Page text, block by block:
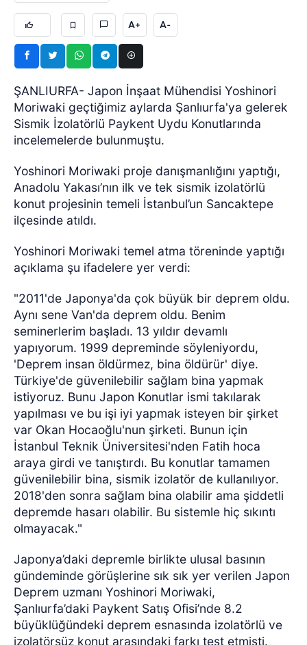
A+ A-
ŞANLIURFA- Japon İnşaat Mühendisi Yoshinori
Moriwaki geçtiğimiz aylarda Şanlıurfa'ya gelerek
Sismik İzolatörlü Paykent Uydu Konutlarında
incelemelerde bulunmuştu.
Yoshinori Moriwaki proje danışmanlığını yaptığı,
Anadolu Yakası’nın ilk ve tek sismik izolatörlü
konut projesinin temeli İstanbul’un Sancaktepe
ilçesinde atıldı.
Yoshinori Moriwaki temel atma töreninde yaptığı
açıklama şu ifadelere yer verdi:
"2011'de Japonya'da çok büyük bir deprem oldu.
Aynı sene Van'da deprem oldu. Benim
seminerlerim başladı. 13 yıldır devamlı
yapıyorum. 1999 depreminde söyleniyordu,
'Deprem insan öldürmez, bina öldürür' diye.
Türkiye'de güvenilebilir sağlam bina yapmak
istiyoruz. Bunu Japon Konutlar ismi takılarak
yapılması ve bu işi iyi yapmak isteyen bir şirket
var Okan Hocaoğlu'nun şirketi. Bunun için
İstanbul Teknik Üniversitesi'nden Fatih hoca
araya girdi ve tanıştırdı. Bu konutlar tamamen
güvenilebilir bina, sismik izolatör de kullanılıyor.
2018'den sonra sağlam bina olabilir ama şiddetli
depremde hasarı olabilir. Bu sistemle hiç sıkıntı
olmayacak."
Japonya’daki depremle birlikte ulusal basının
gündeminde görüşlerine sık sık yer verilen Japon
Deprem uzmanı Yoshinori Moriwaki,
Şanlıurfa’daki Paykent Satış Ofisi’nde 8.2
büyüklüğündeki deprem esnasında izolatörlü ve
izolatörsüz konut arasındaki farkı test etmişti.